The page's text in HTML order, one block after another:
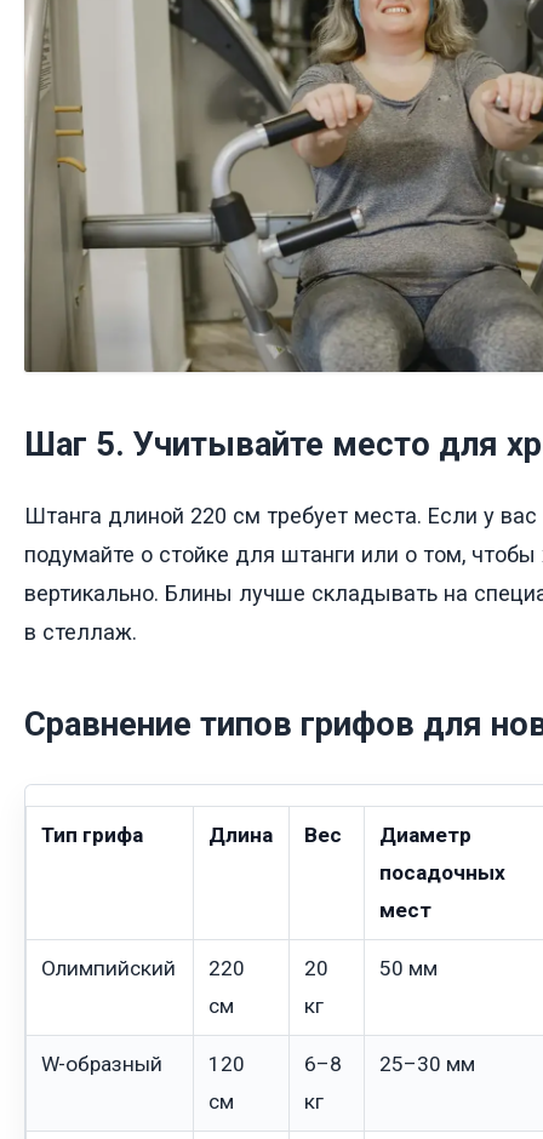
Шаг 5. Учитывайте место для
Штанга длиной 220 см требует места. Если у вас
подумайте о стойке для штанги или о том, чтобы
вертикально. Блины лучше складывать на
в стеллаж.
Сравнение типов грифов для
Тип грифа Длина Вес
Диаметр
посадочных
мест
Олимпийский
220
см
20
кг
50 мм
W-образный
120
см
6–8
кг
25–30 мм